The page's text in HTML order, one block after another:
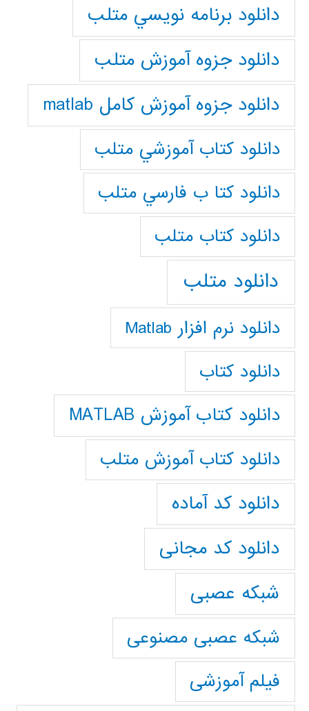
دانلود برنامه نويسي متلب
دانلود جزوه آموزش متلب
دانلود جزوه آموزش کامل matlab
دانلود كتاب آموزشي متلب
دانلود كتا ب فارسي متلب
دانلود كتاب متلب
دانلود متلب
دانلود نرم افزار Matlab
دانلود کتاب
دانلود کتاب آموزش MATLAB
دانلود کتاب آموزش متلب
دانلود کد آماده
دانلود کد مجانی
شبکه عصبی
شبکه عصبی مصنوعی
فیلم آموزشی